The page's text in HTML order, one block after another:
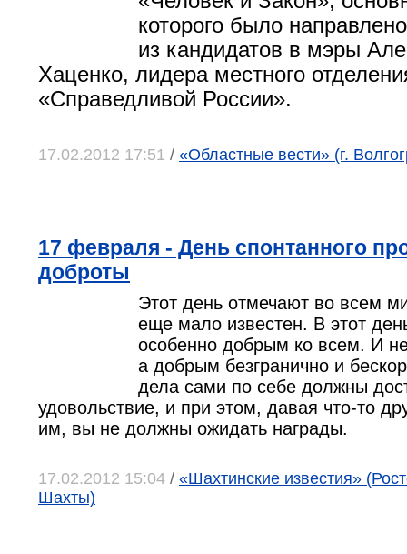
которого было
из кандидатов в мэры
Хаценко, лидера местного
«Справедливой России».
17.02.2012 17:51 / «Областные вести» (г.
17 февраля - День спонтанного
доброты
Этот день отмечают во всем
еще мало известен. В этот
особенно добрым ко всем. И
а добрым безгранично и
дела сами по себе должны
удовольствие, и при этом, давая что-то
им, вы не должны ожидать награды.
17.02.2012 15:04 / «Шахтинские известия»
Шахты)